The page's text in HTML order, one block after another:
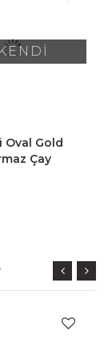
Oval Gold
Çay